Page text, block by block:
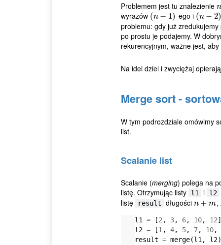
Problemem jest tu znalezienie n
n
wyrazów (n − 1)
(n− 1) -ego i (n − 2
(n− 2)
problemu: gdy już
po prostu je podajemy. W
rekurencyjnym, ważne jest,
Na idei dziel i zwyciężaj
Merge sort -
W tym podrozdziale omówimy
list.
Scalanie list
Scalanie (merging) polega na
listę. Otrzymując listy
l1 i l2
listę
result długości n + m
n+m ,
l1 = [2 , 3, 6, 10, 12]
l2 = [1 , 4, 5, 7, 10,
result = merge(l1 , l2)